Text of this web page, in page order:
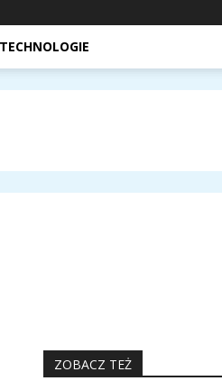
TECHNOLOGIE
ZOBACZ TEŻ